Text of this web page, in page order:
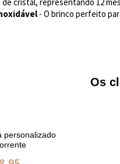
- O brinco perfeito
Os
personalizado